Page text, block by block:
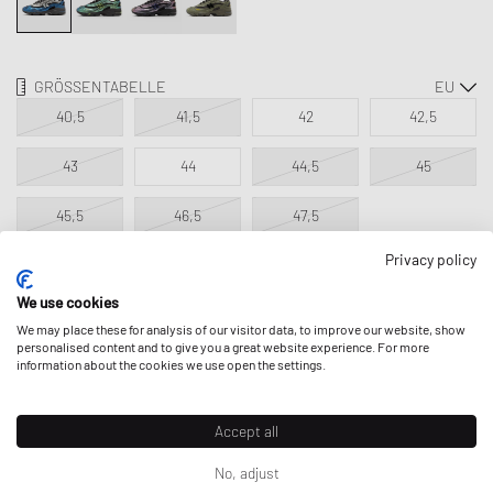
GRÖSSENTABELLE
40,5
41,5 42 42,5
43 44 44,5 45
45,5 46,5 47,5
BESCHREIBUNG
Die Neuauflage des New Balance 1000 holt einen Klassiker der
Privacy policy
We use cookies
We may place these for analysis of our visitor data, to improve our website, show
personalised content and to give you a great website experience. For more
information about the cookies we use open the settings.
Accept all
No, adjust